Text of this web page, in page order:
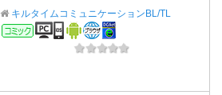
キルタイムコミュニケーションBL/TL
コミック